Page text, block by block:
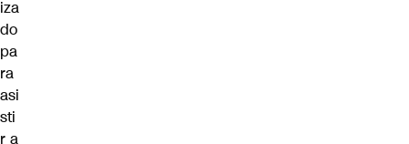
iza
do
pa
ra
asi
sti
r a